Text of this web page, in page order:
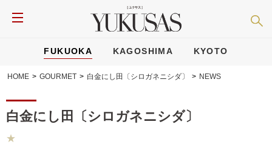
FUKUOKA KAGOSHIMA KYOTO
HOME > GOURMET > 白金にし田〔シロガネニシダ〕 > NEWS
白金にし田〔シロガネニシダ〕
★